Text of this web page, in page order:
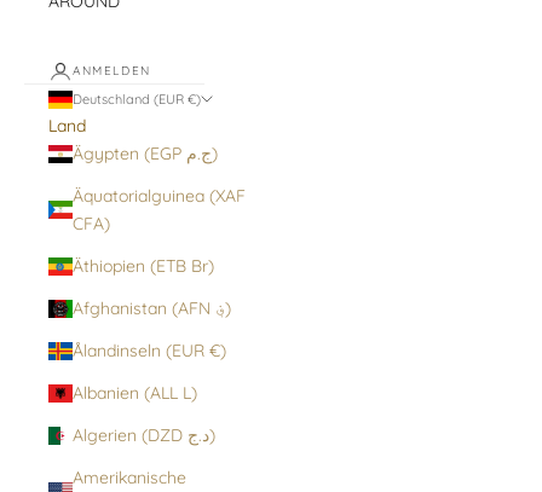
ANMELDEN
Deutschland (EUR €)
Land
Ägypten (EGP ج.م)
Äquatorialguinea (XAF
CFA)
Äthiopien (ETB Br)
Afghanistan (AFN ؋)
Ålandinseln (EUR €)
Albanien (ALL L)
Algerien (DZD د.ج)
Amerikanische